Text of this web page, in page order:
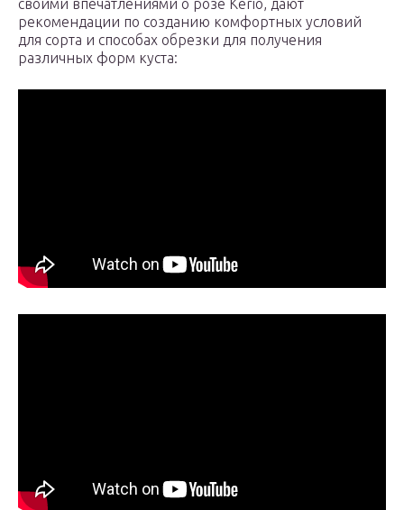
своими впечатлениями о розе Keriо, дают
рекомендации по созданию комфортных условий
для сорта и способах обрезки для получения
различных форм куста: